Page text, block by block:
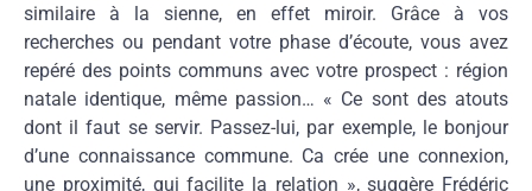
similaire à la sienne, en effet miroir. Grâce à vos
recherches ou pendant votre phase d’écoute, vous avez
repéré des points communs avec votre prospect : région
natale identique, même passion… « Ce sont des atouts
dont il faut se servir. Passez-lui, par exemple, le bonjour
d’une connaissance commune. Ca crée une connexion,
une proximité, qui facilite la relation », suggère Frédéric